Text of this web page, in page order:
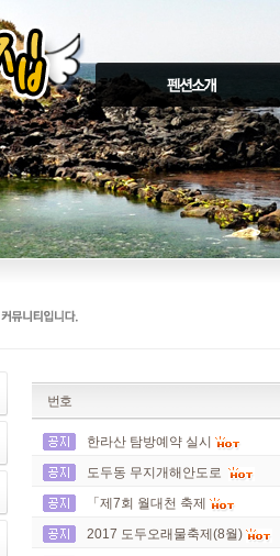
번호
한라산 탐방예약 실시
도두동 무지개해안도로 ​
「제7회 월대천 축제
2017 도두오래물축제(8월)